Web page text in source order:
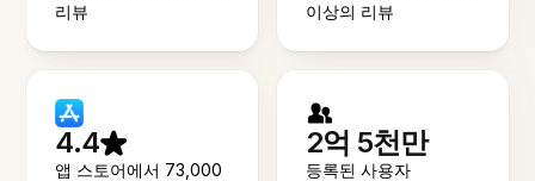
리뷰
이상의 리뷰
4.4
앱 스토어에서 73,000
2억 5천만
등록된 사용자